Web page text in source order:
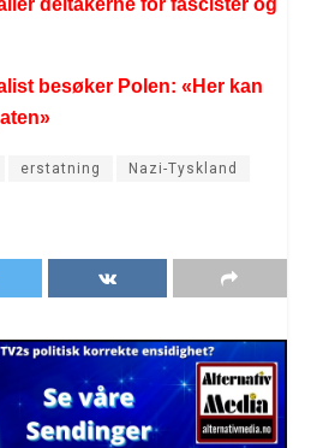
besøker Polen: «Her kan
erstatning Nazi-Tyskland